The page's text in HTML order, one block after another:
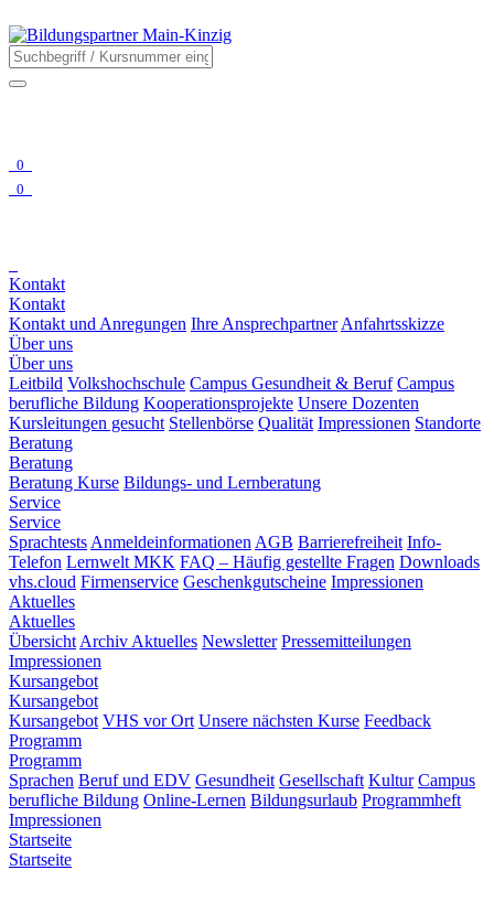
0
0
Kontakt
Kontakt
Kontakt und Anregungen Ihre Ansprechpartner Anfahrtsskizze
Über uns
Über uns
Leitbild Volkshochschule Campus Gesundheit & Beruf Campus
berufliche Bildung Kooperationsprojekte Unsere Dozenten
Kursleitungen gesucht Stellenbörse Qualität Impressionen Standorte
Beratung
Beratung
Beratung Kurse Bildungs- und Lernberatung
Service
Service
Sprachtests Anmeldeinformationen AGB Barrierefreiheit Info-
Telefon Lernwelt MKK FAQ – Häufig gestellte Fragen Downloads
vhs.cloud Firmenservice Geschenkgutscheine Impressionen
Aktuelles
Aktuelles
Übersicht Archiv Aktuelles Newsletter Pressemitteilungen
Impressionen
Kursangebot
Kursangebot
Kursangebot VHS vor Ort Unsere nächsten Kurse Feedback
Programm
Programm
Sprachen Beruf und EDV Gesundheit Gesellschaft Kultur Campus
berufliche Bildung Online-Lernen Bildungsurlaub Programmheft
Impressionen
Startseite
Startseite